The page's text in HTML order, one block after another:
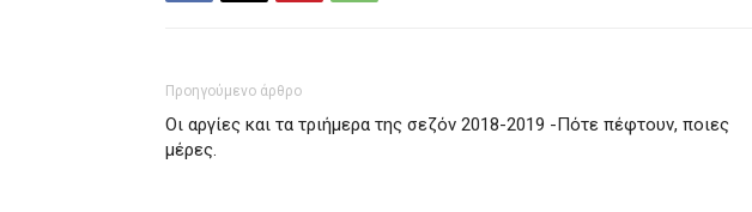
Προηγούμενο άρθρο
Οι αργίες και τα τριήμερα της σεζόν 2018-2019 -Πότε πέφτουν, ποιες
μέρες.